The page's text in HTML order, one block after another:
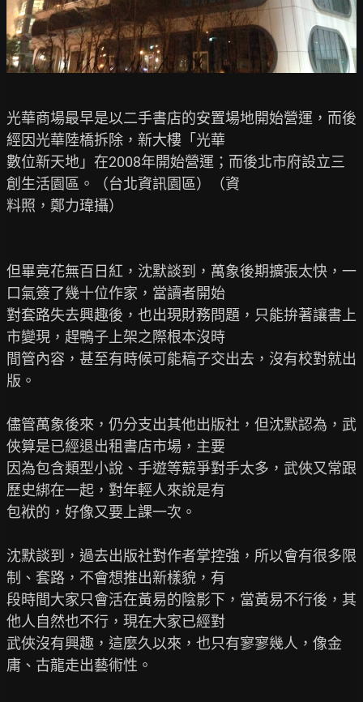
光華商場最早是以二手書店的安置場地開始營運，而後
經因光華陸橋拆除，新大樓「光華
數位新天地」在2008年開始營運；而後北市府設立三
創生活園區。（台北資訊園區）（資
料照，鄭力瑋攝）
但畢竟花無百日紅，沈默談到，萬象後期擴張太快，一
口氣簽了幾十位作家，當讀者開始
對套路失去興趣後，也出現財務問題，只能拚著讓書上
市變現，趕鴨子上架之際根本沒時
間管內容，甚至有時候可能稿子交出去，沒有校對就出
版。
儘管萬象後來，仍分支出其他出版社，但沈默認為，武
俠算是已經退出租書店市場，主要
因為包含類型小說、手遊等競爭對手太多，武俠又常跟
歷史綁在一起，對年輕人來說是有
包袱的，好像又要上課一次。
沈默談到，過去出版社對作者掌控強，所以會有很多限
制、套路，不會想推出新樣貌，有
段時間大家只會活在黃易的陰影下，當黃易不行後，其
他人自然也不行，現在大家已經對
武俠沒有興趣，這麼久以來，也只有寥寥幾人，像金
庸、古龍走出藝術性。